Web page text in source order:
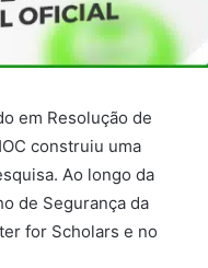
em Resolução de
construiu uma
Ao longo da
de Segurança da
for Scholars e no